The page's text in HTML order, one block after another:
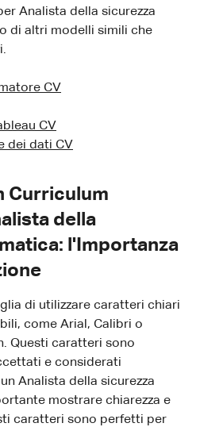
Analista della sicurezza
di altri modelli simili che
CV
CV
dei dati CV
Curriculum
della
l'Importanza
di utilizzare caratteri chiari
come Arial, Calibri o
Questi caratteri sono
e considerati
Analista della sicurezza
mostrare chiarezza e
caratteri sono perfetti per